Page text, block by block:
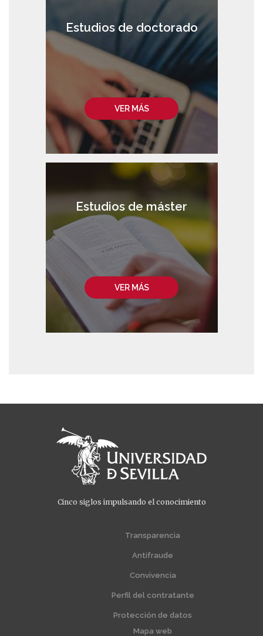
VER MÁS
Estudios de doctorado
VER MÁS
Estudios de máster
Cinco siglos impulsando el conocimiento
Transparencia
Antifraude
Convivencia
Perfil del contratante
Protección de datos
Mapa web